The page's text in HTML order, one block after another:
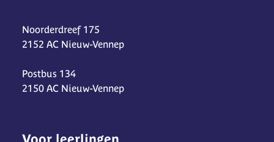
Noorderdreef 175
2152 AC Nieuw-Vennep
Postbus 134
2150 AC Nieuw-Vennep